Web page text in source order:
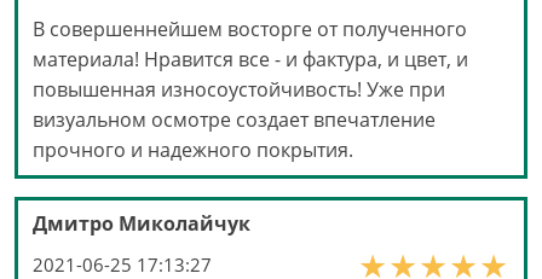
В совершеннейшем восторге от полученного
материала! Нравится все - и фактура, и цвет, и
повышенная износоустойчивость! Уже при
визуальном осмотре создает впечатление
прочного и надежного покрытия.
Дмитро Миколайчук
2021-06-25 17:13:27